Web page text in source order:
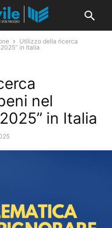
Utilizzo della ricerca
in Italia
nel
in Italia